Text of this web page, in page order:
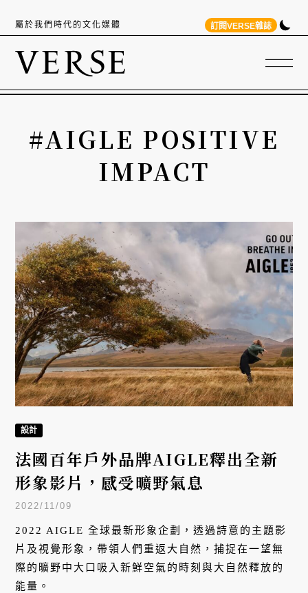
屬於我們時代的文化媒體 訂閱VERSE雜誌
#AIGLE POSITIVE
IMPACT
設計
法國百年戶外品牌AIGLE釋出全新
形象影片，感受曠野氣息
2022/11/09
2022 AIGLE 全球最新形象企劃，透過詩意的主題影
片及視覺形象，帶領人們重返大自然，捕捉在一望無
際的曠野中大口吸入新鮮空氣的時刻與大自然釋放的
能量。